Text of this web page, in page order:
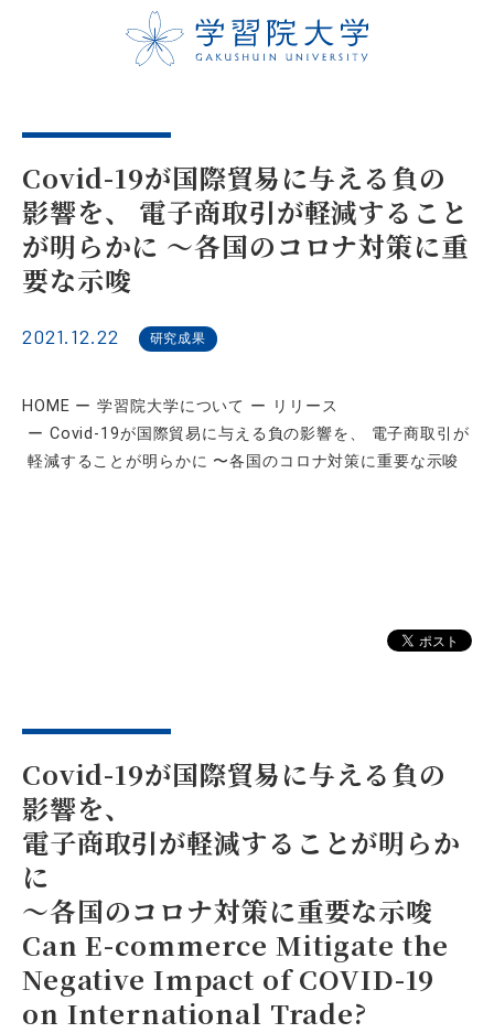
Covid-19が国際貿易に与える負の
影響を、 電子商取引が軽減すること
が明らかに 〜各国のコロナ対策に重
要な示唆
2021.12.22 研究成果
HOME 学習院大学について
リリース
Covid-19が国際貿易に与える負の影響を、 電子商取引が
軽減することが明らかに 〜各国のコロナ対策に重要な示唆
Covid-19が国際貿易に与える負の
影響を、
電子商取引が軽減することが明らか
に
〜各国のコロナ対策に重要な示唆
Can E-commerce Mitigate the
Negative Impact of COVID-19
on International Trade?